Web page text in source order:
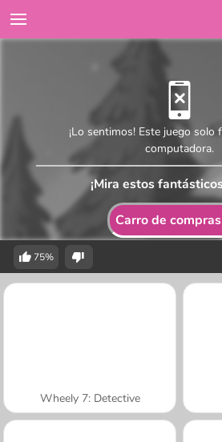
Carro de
¡Lo sentimos! Este juego solo
computadora.
¡Mira estos
75%
Wheely 7: Detective